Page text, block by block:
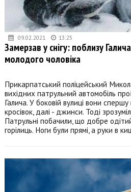
09.02.2021 13:25
Замерзав у снігу: поблизу
молодого чоловіка
Прикарпатський поліцейський
вихідних патрульний автомобіль
Галича. У боковій вулиці вони спершу
кросівок, далі - джинси. Тоді
Патрульні побачили, що добре
горілиць. Ноги були прямі, а руки в